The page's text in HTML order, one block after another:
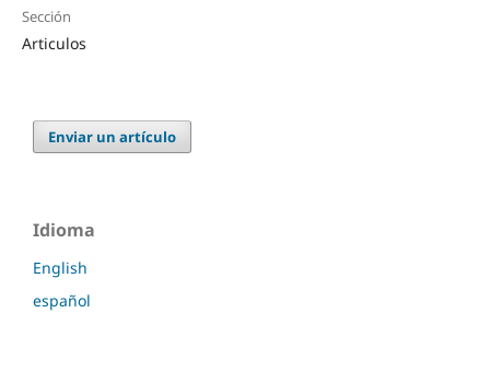
Sección
Articulos
Enviar un artículo
Idioma
English
español